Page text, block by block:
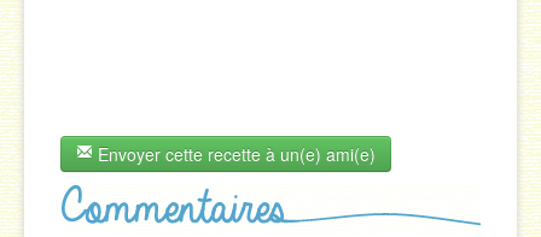
Envoyer cette recette à un(e) ami(e)